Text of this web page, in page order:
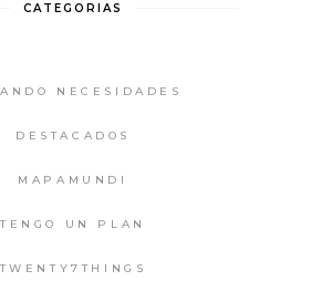
CATEGORIAS
NECESIDADES
DESTACADOS
MAPAMUNDI
TENGO UN PLAN
TWENTY7THINGS